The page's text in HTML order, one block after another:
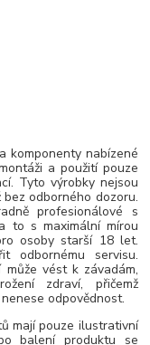
komponenty nabízené
a použití pouze
Tyto výrobky nejsou
odborného dozoru.
profesionálové s
to s maximální mírou
osoby starší 18 let.
odbornému servisu.
vést k závadám,
zdraví, přičemž
odpovědnost.
mají pouze ilustrativní
balení produktu se